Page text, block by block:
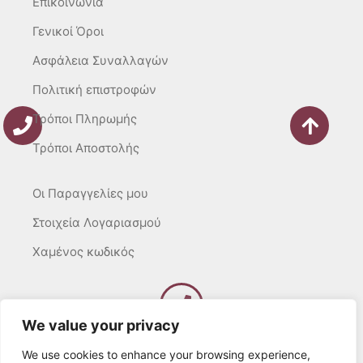
We value your privacy
We use cookies to enhance your browsing experience,
Γενικοί Όροι
Ασφάλεια Συναλλαγών
Πολιτική επιστροφών
Τρόποι Πληρωμής
Τρόποι Αποστολής
Οι Παραγγελίες μου
Στοιχεία Λογαριασμού
Χαμένος κωδικός
Καλέστε μας
Δευτ – Τετ. – Σαβ. : 10:00 – 15:00